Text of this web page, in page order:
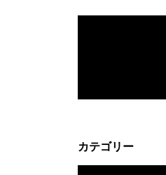
カテゴリー